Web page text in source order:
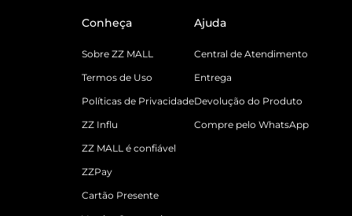
Conheça
Sobre ZZ MALL
Termos de Uso
Políticas de Privacidade
ZZ Influ
ZZ MALL é confiável
ZZPay
Cartão Presente
Ajuda
Central de Atendimento
Entrega
Devolução do Produto
Compre pelo WhatsApp